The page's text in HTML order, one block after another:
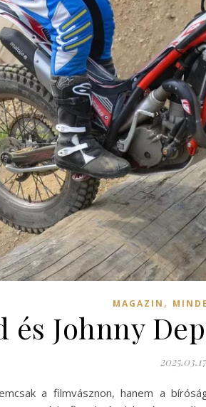
MAGAZIN ,
és Johnny
a filmvásznon, hanem a